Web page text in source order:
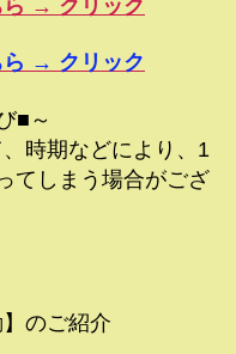
→ クリック
→ クリック
■～
時期などにより、1
てしまう場合がござ
のご紹介